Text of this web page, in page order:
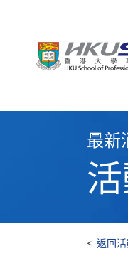
最新
< 返回